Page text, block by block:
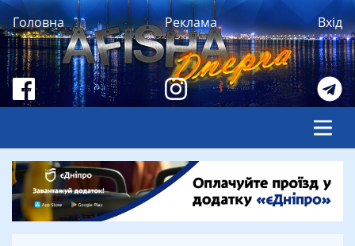
Головна Реклама Вхід